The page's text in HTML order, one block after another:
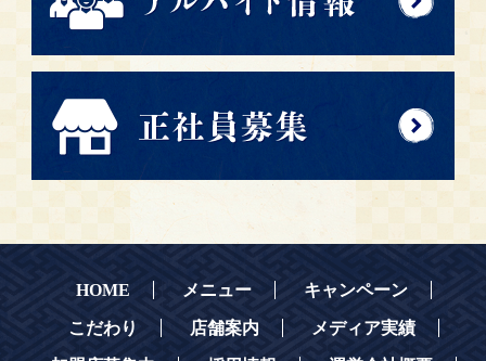
HOME メニュー キャンペーン
こだわり 店舗案内 メディア実績